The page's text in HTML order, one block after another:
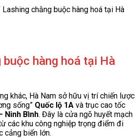
Lashing chằng buộc hàng hoá tại Hà
buộc hàng hoá tại Hà
khác, Hà Nam sở hữu vị trí chiến lược
sống” Quốc lộ 1A và trục cao tốc
Ninh Bình. Đây là cửa ngõ huyết mạch
các khu công nghiệp trọng điểm đi
cảng biển lớn.